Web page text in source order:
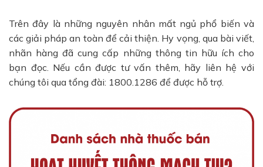
Trên đây là những nguyên nhân mất ngủ phổ biến và
các giải pháp an toàn để cải thiện. Hy vọng, qua bài viết,
nhãn hàng đã cung cấp những thông tin hữu ích cho
bạn đọc. Nếu cần được tư vấn thêm, hãy liên hệ với
chúng tôi qua tổng đài: 1800.1286 để được hỗ trợ.